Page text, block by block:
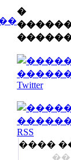
�
����